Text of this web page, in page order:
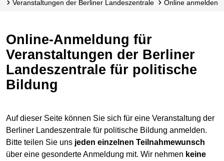
Veranstaltungen der Berliner Landes­zentrale
Online anmelden
Online-Anmeldung für
Veranstaltungen der Berliner
Landeszentrale für politische
Bildung
Auf dieser Seite können Sie sich für eine Veranstaltung der
Berliner Landeszentrale für politische Bildung anmelden.
Bitte teilen Sie uns jeden einzelnen Teilnahmewunsch
über eine gesonderte Anmeldung mit. Wir nehmen keine